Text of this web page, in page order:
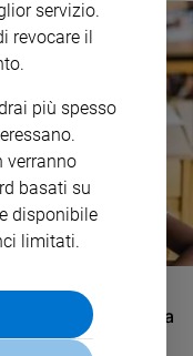
cittadinanza resta
Ius Scholae: ne va del
servizio.
revocare il
più spesso
verranno
basati su
disponibile
limitati.